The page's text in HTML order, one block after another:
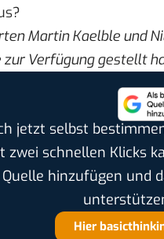
Martin Kaelble und
Verfügung gestellt
jetzt selbst
zwei schnellen Klicks
hinzufügen und
Hier